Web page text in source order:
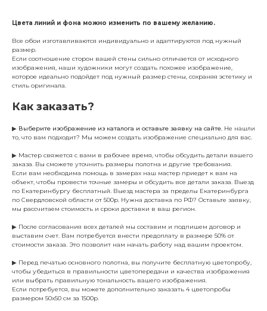
Цвета линий и фона можно изменить по вашему желанию.
Все обои изготавливаются индивидуально и адаптируются под нужный
размер.
Если соотношение сторон вашей стены сильно отличается от исходного
изображения, наши художники могут создать похожее изображение,
которое идеально подойдет под нужный размер стены, сохраняя эстетику и
стиль оригинала.
Как заказать?
▶ Выберите изображение из каталога и оставьте заявку на сайте. Не нашли
то, что вам подходит? Мы можем создать изображение специально для вас.
▶ Мастер свяжется с вами в рабочее время, чтобы обсудить детали вашего
заказа. Вы сможете уточнить размеры полотна и другие требования.
Если вам необходима помощь в замерах наш мастер приедет к вам на
объект, чтобы провести точные замеры и обсудить все детали заказа. Выезд
по Екатеринбургу бесплатный. Выезд мастера за пределы Екатеринбурга
по Свердловской области от 500р. Нужна доставка по РФ? Оставьте заявку,
мы рассчитаем стоимость и сроки доставки в ваш регион.
▶ После согласования всех деталей мы составим и подпишем договор и
выставим счет. Вам потребуется внести предоплату в размере 50% от
стоимости заказа. Это позволит нам начать работу над вашим проектом.
▶ Перед печатью основного полотна, вы получите бесплатную цветопробу,
чтобы убедиться в правильности цветопередачи и качества изображения
или выбрать правильную тональность вашего изображения.
Если потребуется, вы можете дополнительно заказать 4 цветопробы
размером 50х50 см за 1500р.